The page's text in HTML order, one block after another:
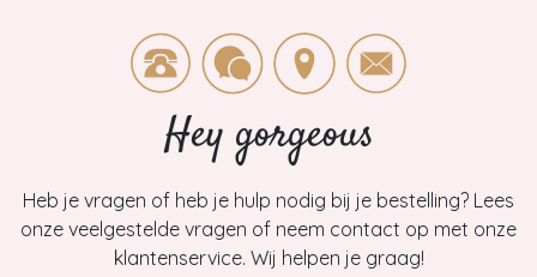
Hey gorgeous
Heb je vragen of heb je hulp nodig bij je bestelling? Lees
onze veelgestelde vragen of neem contact op met onze
klantenservice. Wij helpen je graag!